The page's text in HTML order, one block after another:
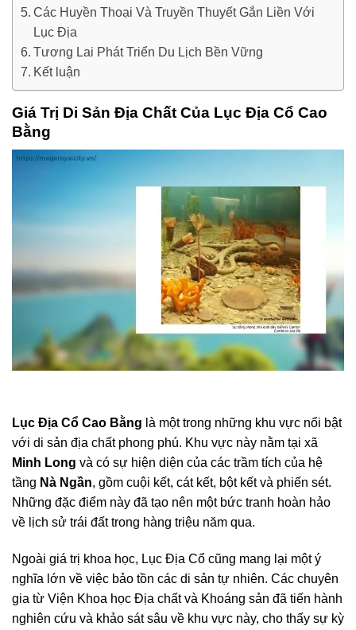
Các Huyền Thoại Và Truyền Thuyết Gắn Liền Với
Lục Địa
Tương Lai Phát Triển Du Lịch Bền Vững
Kết luận
Giá Trị Di Sản Địa Chất Của Lục Địa Cổ Cao
Bằng
Lục Địa Cổ Cao Bằng là một trong những khu vực nổi bật
với di sản địa chất phong phú. Khu vực này nằm tại xã
Minh Long và có sự hiện diện của các trầm tích của hệ
tầng Nà Ngần, gồm cuội kết, cát kết, bột kết và phiến sét.
Những đặc điểm này đã tạo nên một bức tranh hoàn hảo
về lịch sử trái đất trong hàng triệu năm qua.
Ngoài giá trị khoa học, Lục Địa Cổ cũng mang lại một ý
nghĩa lớn về việc bảo tồn các di sản tự nhiên. Các chuyên
gia từ Viện Khoa học Địa chất và Khoáng sản đã tiến hành
nghiên cứu và khảo sát sâu về khu vực này, cho thấy sự kỳ